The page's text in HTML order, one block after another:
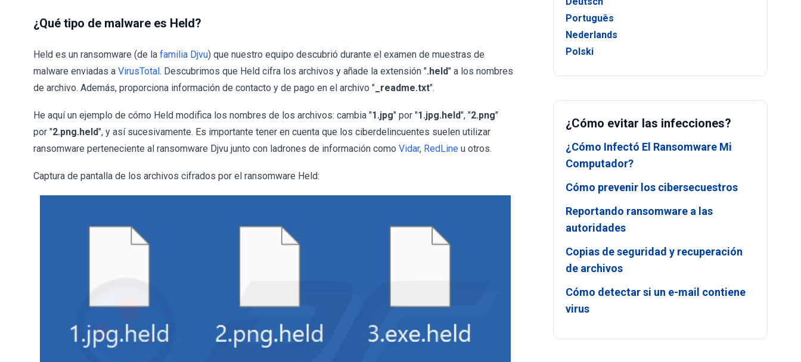
¿Qué tipo de malware es Held?
Held es un ransomware (de la familia Djvu) que nuestro equipo descubrió durante el examen de muestras de
malware enviadas a VirusTotal. Descubrimos que Held cifra los archivos y añade la extensión ".held" a los nombres
de archivo. Además, proporciona información de contacto y de pago en el archivo " _readme.txt".
He aquí un ejemplo de cómo Held modifica los nombres de los archivos: cambia "1.jpg" por "1.jpg.held", "2.png"
por "2.png.held", y así sucesivamente. Es importante tener en cuenta que los ciberdelincuentes suelen utilizar
ransomware perteneciente al ransomware Djvu junto con ladrones de información como Vidar, RedLine u otros.
Captura de pantalla de los archivos cifrados por el ransomware Held:
Português
Nederlands
Polski
¿Cómo evitar las infecciones?
¿Cómo Infectó El Ransomware Mi
Computador?
Cómo prevenir los cibersecuestros
Reportando ransomware a las
autoridades
Copias de seguridad y recuperación
de archivos
Cómo detectar si un e-mail contiene
virus